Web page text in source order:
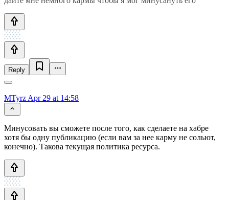
Reply
MTyrz Apr 29 at 14:58
Минусовать вы сможете после того, как сделаете на хабре
хотя бы одну публикацию (если вам за нее карму не сольют,
конечно). Такова текущая политика ресурса.